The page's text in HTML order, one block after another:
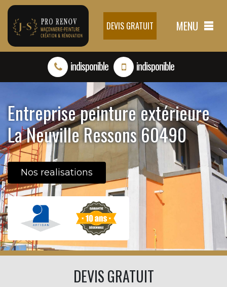
DEVIS GRATUIT MENU
indisponible indisponible
Entreprise peinture extérieure
La Neuville Ressons 60490
Nos realisations
DEVIS GRATUIT